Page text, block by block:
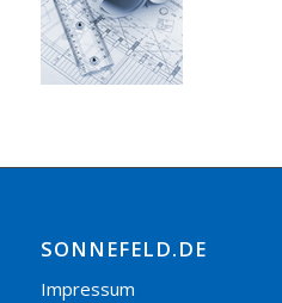
SONNEFELD.DE
Impressum